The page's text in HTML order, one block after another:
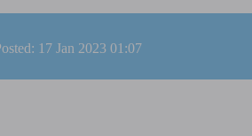
17 Jan 2023 01:07